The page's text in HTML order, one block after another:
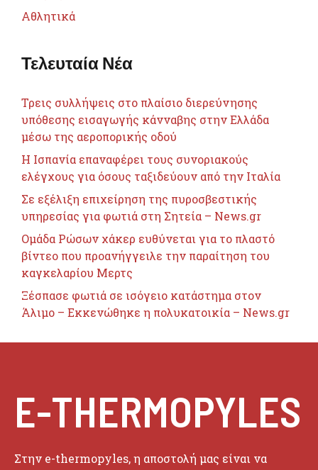
Αθλητικά
Τελευταία Νέα
Τρεις συλλήψεις στο πλαίσιο διερεύνησης
υπόθεσης εισαγωγής κάνναβης στην Ελλάδα
μέσω της αεροπορικής οδού
H Ισπανία επαναφέρει τους συνοριακούς
ελέγχους για όσους ταξιδεύουν από την Ιταλία
Σε εξέλιξη επιχείρηση της πυροσβεστικής
υπηρεσίας για φωτιά στη Σητεία – News.gr
Ομάδα Ρώσων χάκερ ευθύνεται για το πλαστό
βίντεο που προανήγγειλε την παραίτηση του
καγκελαρίου Μερτς
Ξέσπασε φωτιά σε ισόγειο κατάστημα στον
Άλιμο – Εκκενώθηκε η πολυκατοικία – News.gr
E-THERMOPYLES
Στην e-thermopyles, η αποστολή μας είναι να